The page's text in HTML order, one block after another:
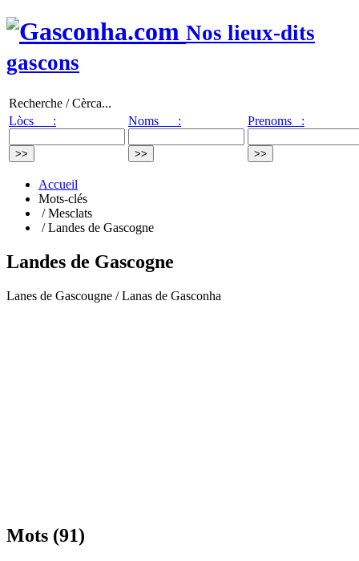
Nos lieux-dits
gascons
Recherche / Cèrca...
Lòcs :
Noms : Prenoms :
Accueil
Mots-clés
/ Mesclats
/ Landes de Gascogne
Landes de Gascogne
Lanes de Gascougne / Lanas de Gasconha
Mots (91)